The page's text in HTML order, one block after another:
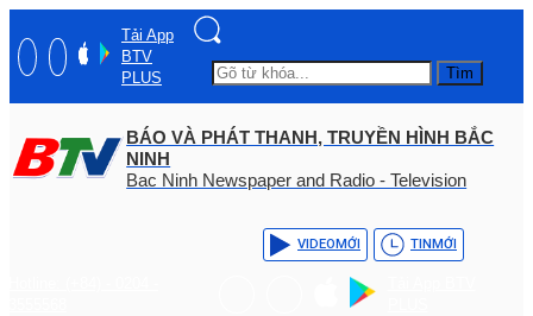
Tải App
BTV
PLUS
Tìm
BÁO VÀ PHÁT THANH, TRUYỀN HÌNH BẮC
NINH
Bac Ninh Newspaper and Radio - Television
VIDEOMỚI TINMỚI